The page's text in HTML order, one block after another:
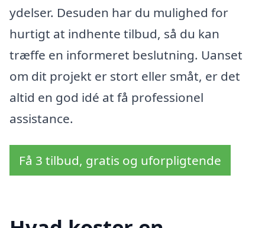
ydelser. Desuden har du mulighed for
hurtigt at indhente tilbud, så du kan
træffe en informeret beslutning. Uanset
om dit projekt er stort eller småt, er det
altid en god idé at få professionel
assistance.
Få 3 tilbud, gratis og uforpligtende